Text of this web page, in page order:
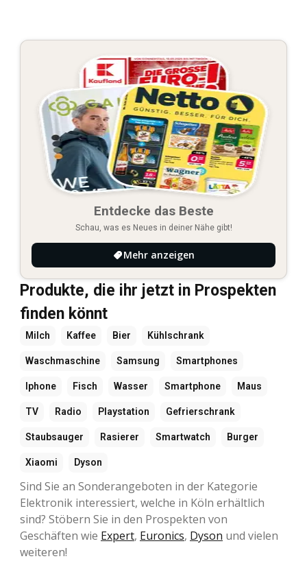
Entdecke das Beste
Schau, was es Neues in deiner Nähe gibt!
Mehr anzeigen
Produkte, die ihr jetzt in Prospekten
finden könnt
Milch Kaffee Bier Kühlschrank
Waschmaschine Samsung Smartphones
Iphone Fisch Wasser Smartphone Maus
TV Radio Playstation Gefrierschrank
Staubsauger Rasierer Smartwatch Burger
Xiaomi Dyson
Sind Sie an Sonderangeboten in der Kategorie
Elektronik interessiert, welche in Köln erhältlich
sind? Stöbern Sie in den Prospekten von
Geschäften wie Expert, Euronics, Dyson und vielen
weiteren!